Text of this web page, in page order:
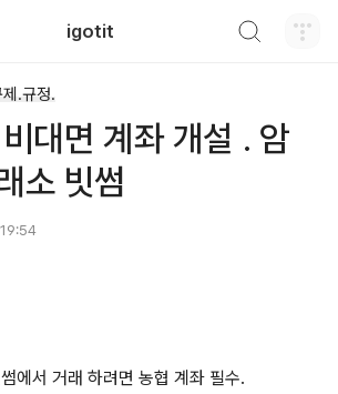
igotit
.규정.
대면 계좌 개설 . 암
소 빗썸
에서 거래 하려면 농협 계좌 필수.